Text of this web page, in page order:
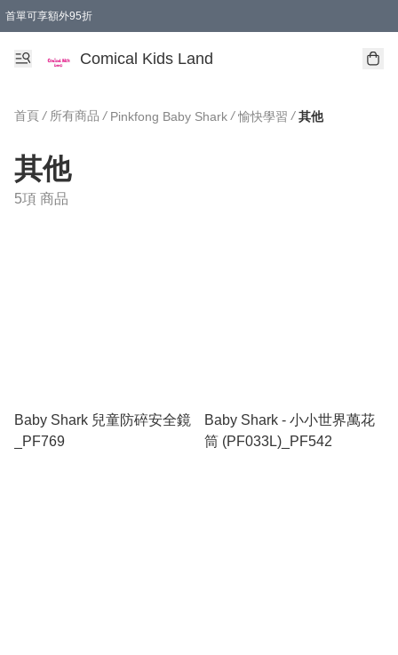
首單可享額外95折
Comical Kids Land
首頁 / 所有商品 / Pinkfong Baby Shark / 愉快學習 / 其他
其他
5項 商品
Baby Shark 兒童防碎安全鏡
_PF769
Baby Shark - 小小世界萬花
筒 (PF033L)_PF542